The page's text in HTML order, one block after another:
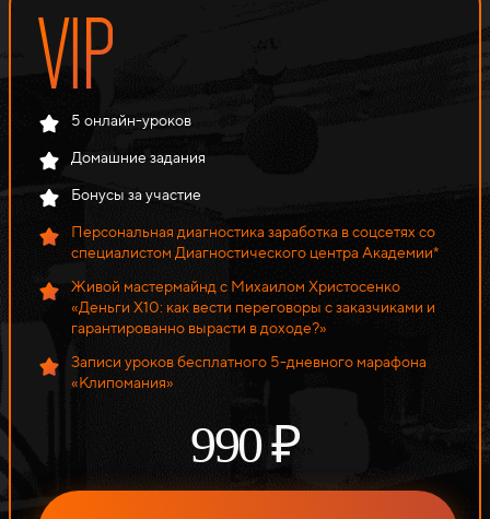
5 онлайн-уроков
Домашние задания
Бонусы за участие
Персональная диагностика заработка в соцсетях со
специалистом Диагностического центра Академии*
Живой мастермайнд с Михаилом Христосенко
«Деньги Х10: как вести переговоры с заказчиками и
гарантированно вырасти в доходе?»
Записи уроков бесплатного 5-дневного марафона
«Клипомания»
990 ₽